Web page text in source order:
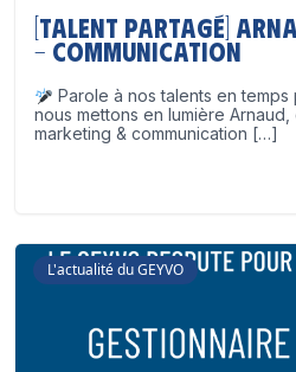
[Talent partagé]
– Communication
Parole à nos talents en temps
nous mettons en lumière
marketing & communication […]
L'actualité du GEYVO